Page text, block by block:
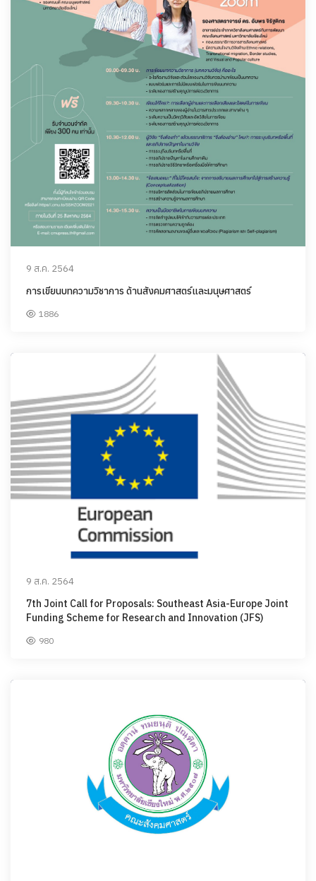
9 ส.ค. 2564
การเขียนบทความวิชาการ ด้านสังคมศาสตร์และมนุษศาสตร์
1886
9 ส.ค. 2564
7th Joint Call for Proposals: Southeast Asia-Europe Joint
Funding Scheme for Research and Innovation (JFS)
980